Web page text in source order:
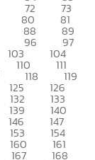
72 73
80 81
88 89
96 97
103 104
110 111
118 119
125 126
132 133
139 140
146 147
153 154
160 161
167 168